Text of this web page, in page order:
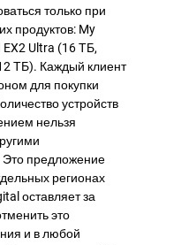
только при
продуктов: My
Ultra (16 ТБ,
ТБ). Каждый клиент
для покупки
устройств
нельзя
предложение
регионах
оставляет за
это
и в любой